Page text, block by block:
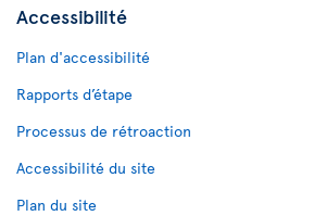
Accessibilité
Plan d'accessibilité
Rapports d’étape
Processus de rétroaction
Accessibilité du site
Plan du site